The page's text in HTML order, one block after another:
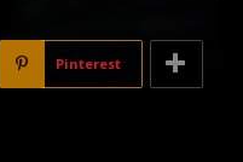
Pinterest